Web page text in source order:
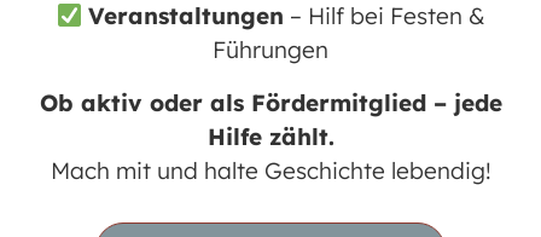
KIDS ab 6J | JUNIORS ab 10J | TEENS ab
13J >>> * Vorkenntnisse empfohlen
Veranstaltungen – Hilf bei Festen &
Führungen
Ob aktiv oder als Fördermitglied – jede
Hilfe zählt.
Mach mit und halte Geschichte lebendig!